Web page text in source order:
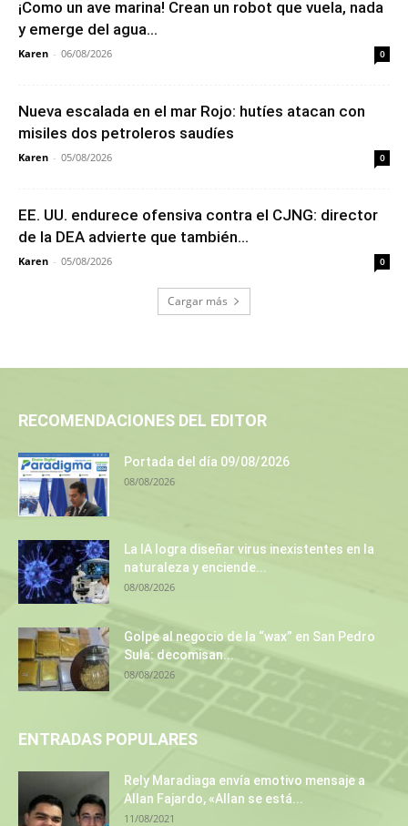
¡Como un ave marina! Crean un robot que vuela, nada
y emerge del agua...
Karen - 06/08/2026 0
Nueva escalada en el mar Rojo: hutíes atacan con
misiles dos petroleros saudíes
Karen - 05/08/2026 0
EE. UU. endurece ofensiva contra el CJNG: director
de la DEA advierte que también...
Karen - 05/08/2026 0
Cargar más
RECOMENDACIONES DEL EDITOR
Portada del día 09/08/2026
08/08/2026
La IA logra diseñar virus inexistentes en la
naturaleza y enciende...
08/08/2026
Golpe al negocio de la “wax” en San Pedro
Sula: decomisan...
08/08/2026
ENTRADAS POPULARES
Rely Maradiaga envía emotivo mensaje a
Allan Fajardo, «Allan se está...
11/08/2021